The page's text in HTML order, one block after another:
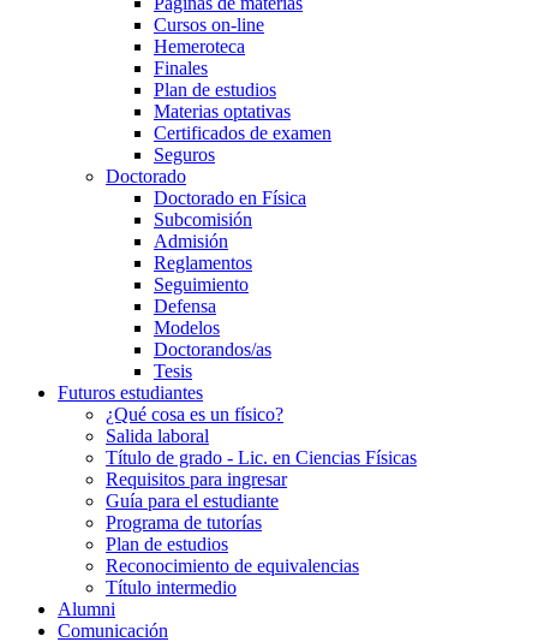
Cursos on-line
Hemeroteca
Finales
Plan de estudios
Materias optativas
Certificados de examen
Seguros
Doctorado
Doctorado en Física
Subcomisión
Admisión
Reglamentos
Seguimiento
Defensa
Modelos
Doctorandos/as
Tesis
Futuros estudiantes
¿Qué cosa es un físico?
Salida laboral
Título de grado - Lic. en Ciencias Físicas
Requisitos para ingresar
Guía para el estudiante
Programa de tutorías
Plan de estudios
Reconocimiento de equivalencias
Título intermedio
Alumni
Comunicación